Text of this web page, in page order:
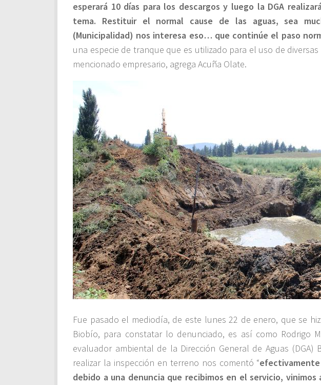
esperará 10 días para los descargos y luego la DGA
tema. Restituir el normal cause de las aguas, sea
(Municipalidad) nos interesa eso… que continúe el paso
una especie de tranque que es utilizado para el uso de
mencionado empresario, agrega Acuña Olate.
Fue pasado el mediodía, de este lunes 22 de enero, que se
Biobío, para constatar lo denunciado, es así como Rodrigo
evaluador ambiental de la Dirección General de Aguas
realizar la inspección en terreno nos comentó “
debido a una denuncia que recibimos en el servicio,